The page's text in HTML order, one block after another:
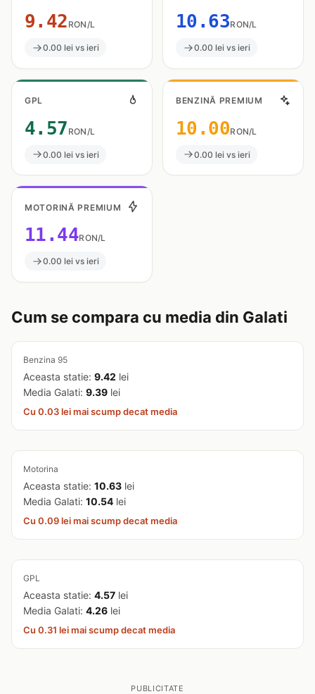
9.42 RON/L
0.00 lei vs ieri
10.63RON/L
0.00 lei vs ieri
GPL
4.57 RON/L
0.00 lei vs ieri
BENZINĂ PREMIUM
10.00RON/L
0.00 lei vs ieri
MOTORINĂ PREMIUM
11.44RON/L
0.00 lei vs ieri
Cum se compara cu media din Galati
Benzina 95
Aceasta statie: 9.42 lei
Media Galati: 9.39 lei
Cu 0.03 lei mai scump decat media
Motorina
Aceasta statie: 10.63 lei
Media Galati: 10.54 lei
Cu 0.09 lei mai scump decat media
GPL
Aceasta statie: 4.57 lei
Media Galati: 4.26 lei
Cu 0.31 lei mai scump decat media
PUBLICITATE